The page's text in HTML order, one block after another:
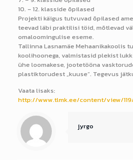
10. – 12. klasside õpilased
Projekti käigus tutvuvad õpilased
teevad läbi praktilisi töid, mõtlevad
omaloomingulise eseme.
Tallinna Lasnamäe Mehaanikakoolis
koolihoonega, valmistasid plekist
ühe loomakese, jootetööna
plastiktorudest „kuuse“. Tegevus
Vaata lisaks:
http://www.tlmk.ee/content/view/
jyrgo